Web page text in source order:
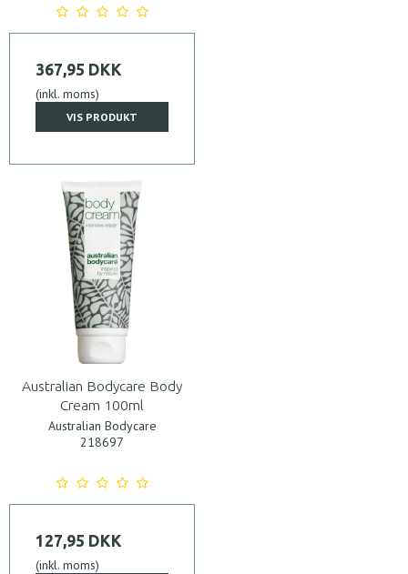
367,95 DKK
(inkl. moms)
VIS PRODUKT
Australian Bodycare Body
Cream 100ml
Australian Bodycare
218697
127,95 DKK
(inkl. moms)